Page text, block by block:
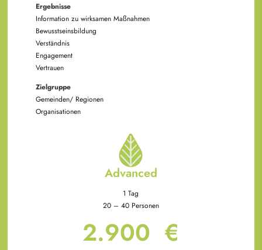
Ergebnisse
Information zu wirksamen Maßnahmen
Bewusstseinsbildung
Verständnis
Engagement
Vertrauen
Zielgruppe
Gemeinden/ Regionen
Organisationen
Advanced
1 Tag
20 – 40 Personen
2.900 €